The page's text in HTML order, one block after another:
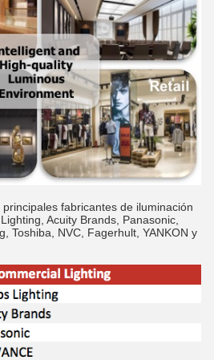
fabricantes de iluminación
Acuity Brands, Panasonic,
Toshiba, NVC, Fagerhult, YANKON y